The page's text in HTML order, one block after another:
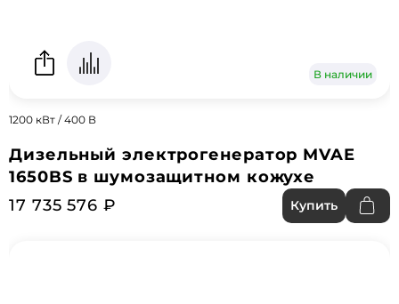
В наличии
1200 кВт / 400 В
Дизельный электрогенератор MVAE
1650BS в шумозащитном кожухе
17 735 576 ₽
Купить